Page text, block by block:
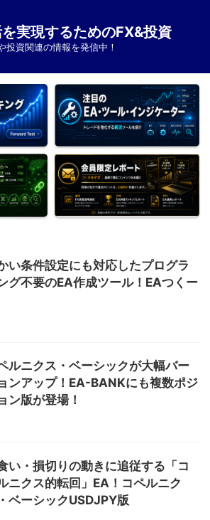
実現するためのFX&投資
投資関連の情報を発信中！
い条件設定にも対応したプログラ
グ不要のEA作成ツール！EAつくー
ルニクス・ベーシックが大幅バー
ンアップ！EA-BANKにも複数ポジ
ン版が登場！
い・損切りの動きに追従する「コ
ニクス的転回」EA！コペルニク
ベーシックUSDJPY版